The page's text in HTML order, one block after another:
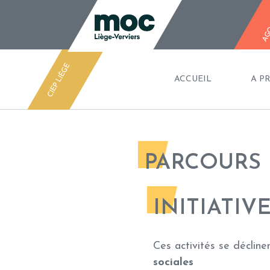
CIEP LIÈGE ACCUEIL A
Ces activités se
sociales